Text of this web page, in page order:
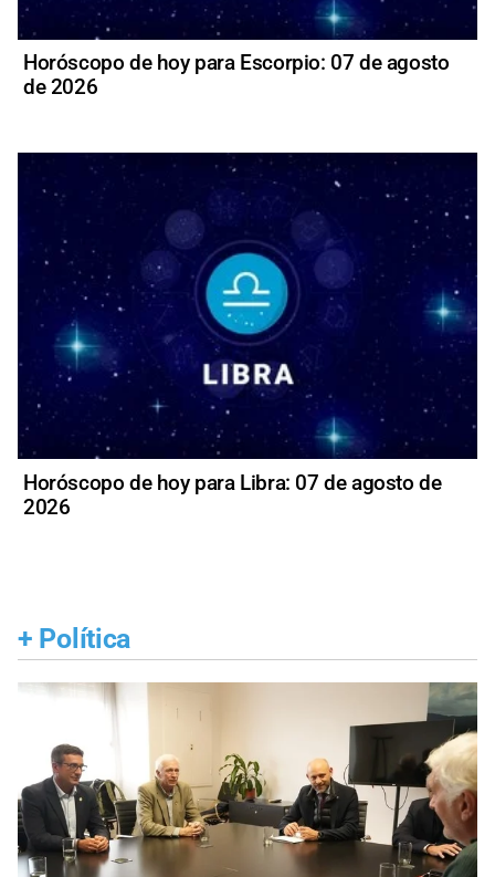
Horóscopo de hoy para Escorpio: 07 de agosto
de 2026
Horóscopo de hoy para Libra: 07 de agosto de
2026
+ Política